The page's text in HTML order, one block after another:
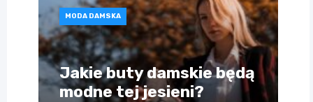
MODA DAMSKA
Jakie buty damskie będą
modne tej jesieni?